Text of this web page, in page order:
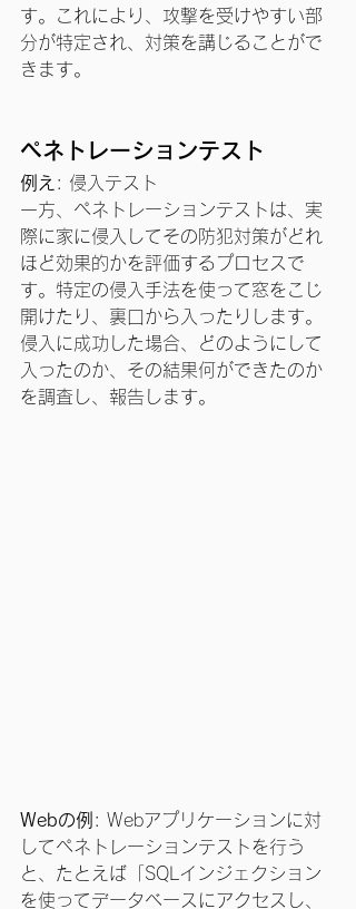
す。これにより、攻撃を受けやすい部
分が特定され、対策を講じることがで
きます。
ペネトレーションテスト
例え : 侵入テスト
一方、ペネトレーションテストは、実
際に家に侵入してその防犯対策がどれ
ほど効果的かを評価するプロセスで
す。特定の侵入手法を使って窓をこじ
開けたり、裏口から入ったりします。
侵入に成功した場合、どのようにして
入ったのか、その結果何ができたのか
を調査し、報告します。
Webの例 : Webアプリケーションに対
してペネトレーションテストを行う
と、たとえば「SQLインジェクション
を使ってデータベースにアクセスし、